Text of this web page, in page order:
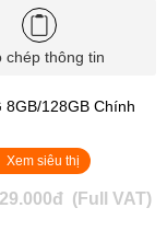
chép thông tin
8GB/128GB Chính
Xem siêu thị
(Full VAT)